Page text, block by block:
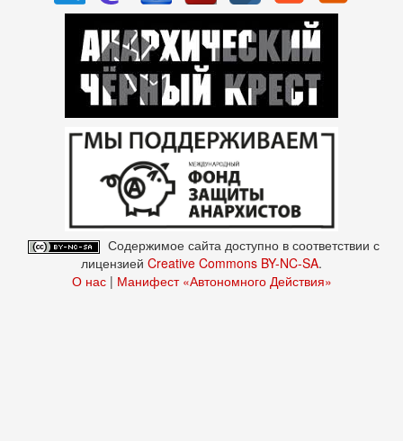
Содержимое сайта доступно в соответствии с
лицензией Creative Commons BY-NC-SA.
О нас| Манифест «Автономного Действия»